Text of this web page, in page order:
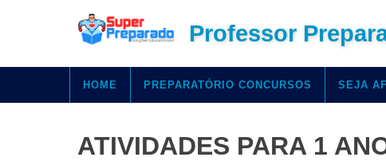
Professor
HOME PREPARATÓRIO CONCURSOS SEJA
ATIVIDADES PARA 1